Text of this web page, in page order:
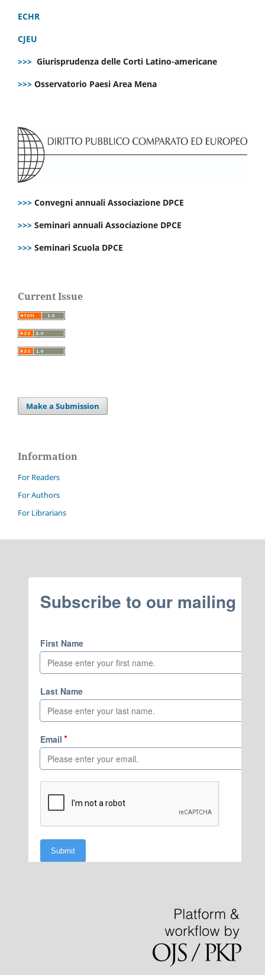
ECHR
CJEU
>>> Giurisprudenza delle Corti Latino-americane
>>> Osservatorio Paesi Area Mena
>>> Convegni annuali Associazione DPCE
>>> Seminari annuali Associazione DPCE
>>> Seminari Scuola DPCE
Current Issue
Make a Submission
Information
For Readers
For Authors
For Librarians